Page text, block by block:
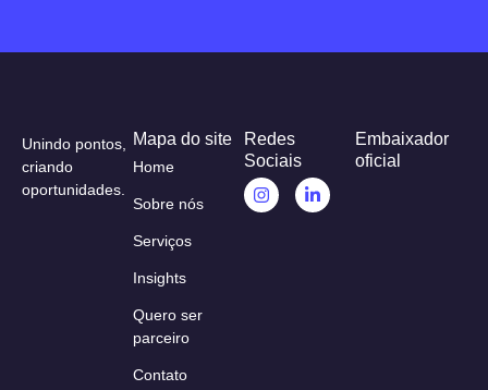
Unindo pontos,
criando
oportunidades.
Mapa do site
Home
Sobre nós
Serviços
Insights
Quero ser
parceiro
Contato
Redes
Sociais
Embaixador
oficial